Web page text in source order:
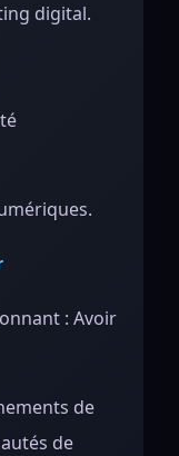
digital.
: Avoir
de
de